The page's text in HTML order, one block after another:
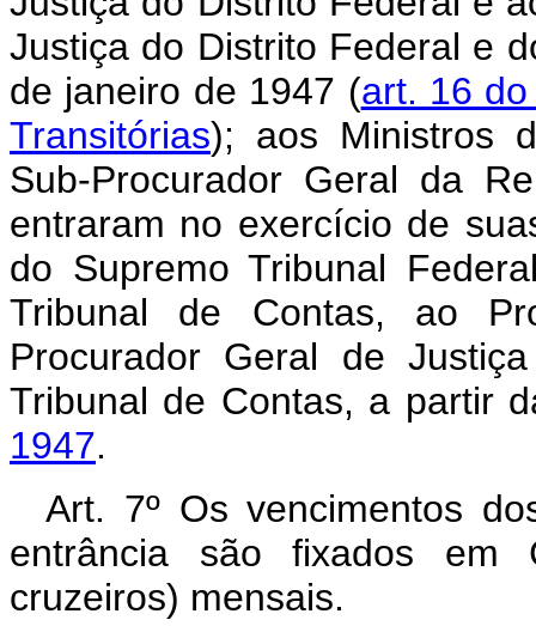
Justiça do Distrito Federal e
de janeiro de 1947 (art. 16
Transitórias); aos Ministros
Sub-Procurador Geral da
entraram no exercício de
do Supremo Tribunal
Tribunal de Contas, ao
Procurador Geral de
Tribunal de Contas, a partir
1947.
Art. 7º Os vencimentos
entrância são fixados em
cruzeiros) mensais.